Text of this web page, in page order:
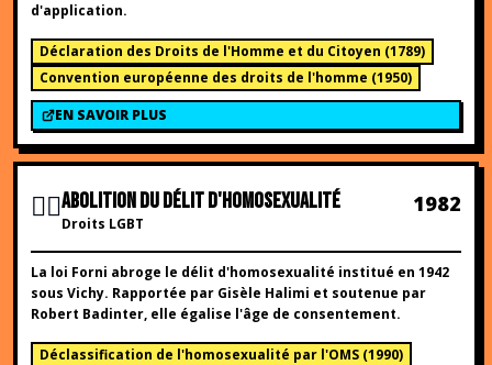
d'application.
Déclaration des Droits de l'Homme et du Citoyen (1789)
Convention européenne des droits de l'homme (1950)
EN SAVOIR PLUS
🏳️‍🌈ABOLITION DU DÉLIT D'HOMOSEXUALITÉ
Droits LGBT
1982
La loi Forni abroge le délit d'homosexualité institué en 1942
sous Vichy. Rapportée par Gisèle Halimi et soutenue par
Robert Badinter, elle égalise l'âge de consentement.
Déclassification de l'homosexualité par l'OMS (1990)